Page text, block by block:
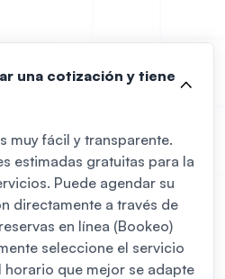
una cotización y tiene
muy fácil y transparente.
estimadas gratuitas para la
Puede agendar su
directamente a través de
en línea (Bookeo)
seleccione el servicio
horario que mejor se adapte